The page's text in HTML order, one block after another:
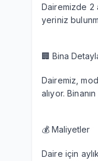
Dairemizde 2
yeriniz
🏢 Bina
Dairemiz,
alıyor.
💰 Maliyetler
Daire için